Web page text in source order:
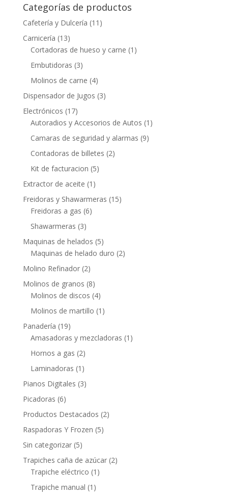
Categorías de productos
Cafetería y Dulcería (11)
Carnicería (13)
Cortadoras de hueso y carne (1)
Embutidoras (3)
Molinos de carne (4)
Dispensador de Jugos (3)
Electrónicos (17)
Autoradios y Accesorios de Autos (1)
Camaras de seguridad y alarmas (9)
Contadoras de billetes (2)
Kit de facturacion (5)
Extractor de aceite (1)
Freidoras y Shawarmeras (15)
Freidoras a gas (6)
Shawarmeras (3)
Maquinas de helados (5)
Maquinas de helado duro (2)
Molino Refinador (2)
Molinos de granos (8)
Molinos de discos (4)
Molinos de martillo (1)
Panadería (19)
Amasadoras y mezcladoras (1)
Hornos a gas (2)
Laminadoras (1)
Pianos Digitales (3)
Picadoras (6)
Productos Destacados (2)
Raspadoras Y Frozen (5)
Sin categorizar (5)
Trapiches caña de azúcar (2)
Trapiche eléctrico (1)
Trapiche manual (1)